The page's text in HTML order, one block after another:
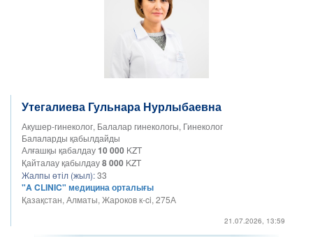
Утегалиева Гульнара Нурлыбаевна
Акушер-гинеколог, Балалар гинекологы, Гинеколог
Балаларды қабылдайды
Алғашқы қабалдау10 000 KZT
Қайталау қабылдау8 000 KZT
Жалпы өтіл (жыл):33
"A CLINIC" медицина орталығы
Қазақстан, Алматы, Жароков к-ci, 275А
21.07.2026, 13:59